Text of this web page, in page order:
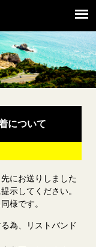
について
にお送りしました
示してください。
様です。
為、リストバンド